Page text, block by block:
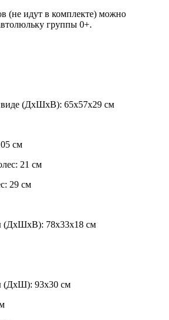
(не идут в комплекте) можно
группы 0+.
виде (ДхШхВ): 65x57x29 см
см
21 см
29 см
(ДхШхВ): 78х33х18 см
(ДхШ): 93х30 см